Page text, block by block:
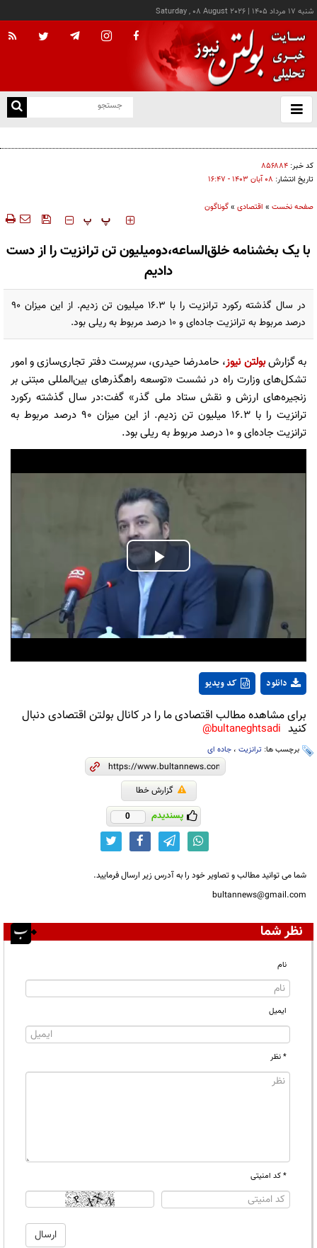
شنبه ۱۷ مرداد ۱۴۰۵ |
Saturday , 08 August 2026
باز
و
کد خبر: ۸۵۶۸۸۴
تاریخ انتشار: ۰۸ آبان ۱۴۰۳ - ۱۶:۴۷
صفحه نخست » اقتصادی »گوناگون
‍‍‍ پ پ
با یک بخشنامه خلق‌الساعه،دومیلیون تن ترانزیت را از دست
دادیم
در سال گذشته رکورد ترانزیت را با ۱۶.۳ میلیون تن زدیم. از این میزان ۹۰
درصد مربوط به ترانزیت جاده‌ای و ۱۰ درصد مربوط به ریلی بود.
به گزارشبولتن نیوز، حامدرضا حیدری، سرپرست دفتر تجاری‌سازی و امور
تشکل‌های وزارت راه در نشست «توسعه راهگذرهای بین‌المللی مبتنی بر
زنجیره‌های ارزش و نقش ستاد ملی گذر» گفت:در سال گذشته رکورد
ترانزیت را با ۱۶.۳ میلیون تن زدیم. از این میزان ۹۰ درصد مربوط به
ترانزیت جاده‌ای و ۱۰ درصد مربوط به ریلی بود.
Play
Video
کد ویدیو دانلود
برای مشاهده مطالب اقتصادی ما را در کانال بولتن اقتصادی دنبال
کنید bultaneghtsadi@
برچسب ها: ترانزیت ، جاده ای
گزارش خطا
پسندیدم 0
شما می توانید مطالب و تصاویر خود را به آدرس زیر ارسال فرمایید.
bultannews@gmail.com
نظر شما
نام
ایمیل
* نظر
* کد امنیتی